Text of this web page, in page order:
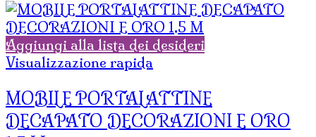
Aggiungi alla lista dei desideri
Visualizzazione rapida
MOBILE PORTALATTINE
DECAPATO DECORAZIONI E ORO